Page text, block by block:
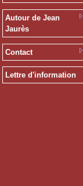
Autour de Jean
Jaurès
Contact
Lettre d'information